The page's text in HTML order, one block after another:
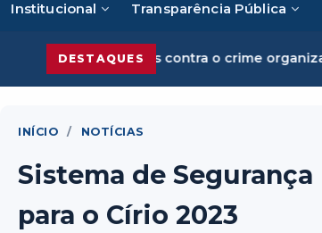
Institucional Transparência Pública
DESTAQUES
contra o crime organizado em evento
INÍCIO / NOTÍCIAS
Sistema de
para o Círio 2023